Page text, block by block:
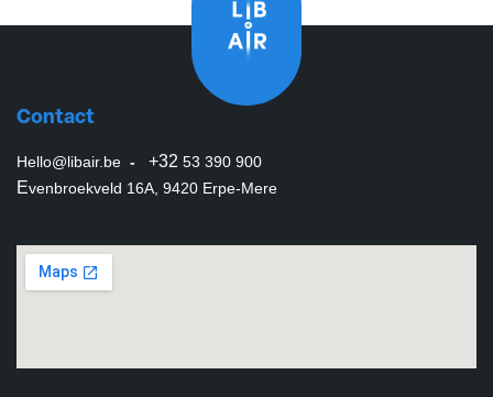
Contact
Hello@libair.be - +32 53 390 900
Evenbroekveld 16A, 9420 Erpe-Mere